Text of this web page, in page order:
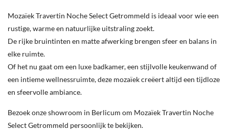
Mozaïek Travertin Noche Select Getrommeld is ideaal voor wie een
rustige, warme en natuurlijke uitstraling zoekt.
De rijke bruintinten en matte afwerking brengen sfeer en balans in
elke ruimte.
Of het nu gaat om een luxe badkamer, een stijlvolle keukenwand of
een intieme wellnessruimte, deze mozaïek creëert altijd een tijdloze
en sfeervolle ambiance.
Bezoek onze showroom in Berlicum om Mozaïek Travertin Noche
Select Getrommeld persoonlijk te bekijken.